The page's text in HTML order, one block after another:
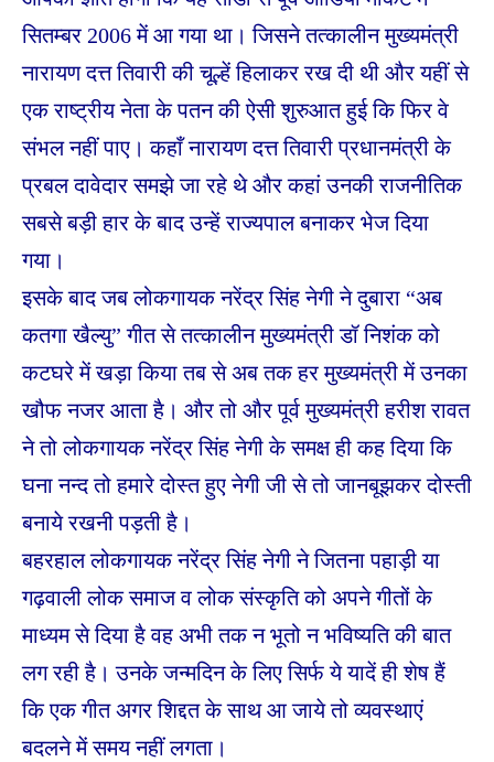
सितम्बर 2006 में आ गया था। जिसने तत्कालीन मुख्यमंत्री
नारायण दत्त तिवारी की चूल्हें हिलाकर रख दी थी और यहीं से
एक राष्ट्रीय नेता के पतन की ऐसी शुरुआत हुई कि फिर वे
संभल नहीं पाए। कहाँ नारायण दत्त तिवारी प्रधानमंत्री के
प्रबल दावेदार समझे जा रहे थे और कहां उनकी राजनीतिक
सबसे बड़ी हार के बाद उन्हें राज्यपाल बनाकर भेज दिया
गया।
इसके बाद जब लोकगायक नरेंद्र सिंह नेगी ने दुबारा “अब
कतगा खैल्यु” गीत से तत्कालीन मुख्यमंत्री डॉ निशंक को
कटघरे में खड़ा किया तब से अब तक हर मुख्यमंत्री में उनका
खौफ नजर आता है। और तो और पूर्व मुख्यमंत्री हरीश रावत
ने तो लोकगायक नरेंद्र सिंह नेगी के समक्ष ही कह दिया कि
घना नन्द तो हमारे दोस्त हुए नेगी जी से तो जानबूझकर दोस्ती
बनाये रखनी पड़ती है।
बहरहाल लोकगायक नरेंद्र सिंह नेगी ने जितना पहाड़ी या
गढ़वाली लोक समाज व लोक संस्कृति को अपने गीतों के
माध्यम से दिया है वह अभी तक न भूतो न भविष्यति की बात
लग रही है। उनके जन्मदिन के लिए सिर्फ ये यादें ही शेष हैं
कि एक गीत अगर शिद्दत के साथ आ जाये तो व्यवस्थाएं
बदलने में समय नहीं लगता।